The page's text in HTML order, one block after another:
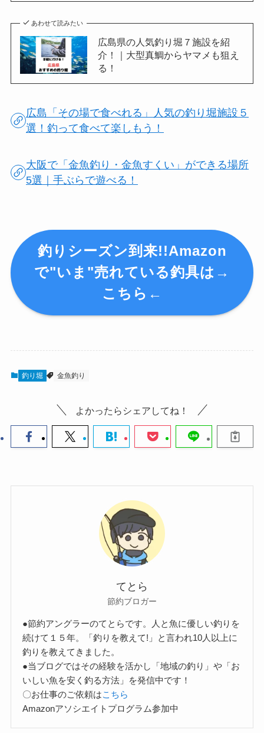
あわせて読みたい
広島県の人気釣り堀７施設を紹
介！｜大型真鯛からヤマメも狙え
る！
広島「その場で食べれる」人気の釣り堀施設５
選！釣って食べて楽しもう！
大阪で「金魚釣り・金魚すくい」ができる場所
5選｜手ぶらで遊べる！
釣りシーズン到来!!Amazon
で"いま"売れている釣具は→
こちら←
釣り堀 金魚釣り
よかったらシェアしてね！
てとら
節約ブロガー
●節約アングラーのてとらです。人と魚に優しい釣りを
続けて１５年。「釣りを教えて!」と言われ10人以上に
釣りを教えてきました。
●当ブログではその経験を活かし「地域の釣り」や「お
いしい魚を安く釣る方法」を発信中です！
〇お仕事のご依頼はこちら
Amazonアソシエイトプログラム参加中